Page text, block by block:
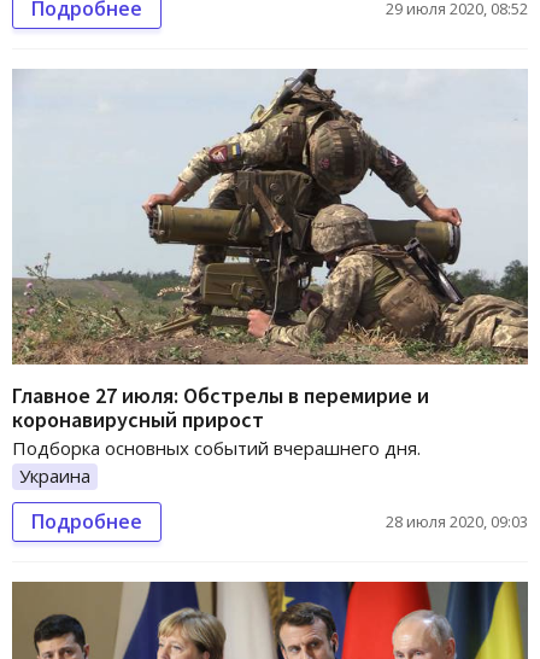
Подробнее 29 июля 2020, 08:52
Главное 27 июля: Обстрелы в перемирие и
коронавирусный прирост
Подборка основных событий вчерашнего дня.
Украина
Подробнее 28 июля 2020, 09:03